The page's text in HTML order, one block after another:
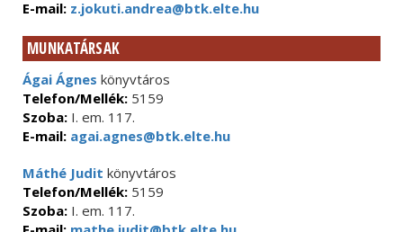
E-mail: z.jokuti.andrea@btk.elte.hu
MUNKATÁRSAK
Ágai Ágnes könyvtáros
Telefon/Mellék: 5159
Szoba: I. em. 117.
E-mail: agai.agnes@btk.elte.hu
Máthé Judit könyvtáros
Telefon/Mellék: 5159
Szoba: I. em. 117.